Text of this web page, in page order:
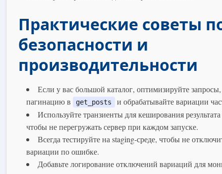
Практические советы
безопасности и
производительности
Если у вас большой каталог, оптимизируйте
пагинацию в
get_posts
и обрабатывайте вариации
Используйте транзиенты для кеширования
чтобы не перегружать сервер при каждом запуске.
Всегда тестируйте на staging-среде, чтобы не
вариации по ошибке.
Добавьте логирование отключений вариаций для